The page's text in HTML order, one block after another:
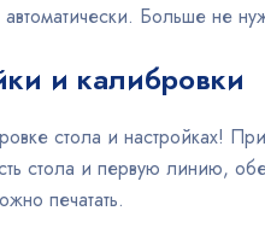
Больше не
и калибровки
стола и настройках!
стола и первую линию,
печатать.